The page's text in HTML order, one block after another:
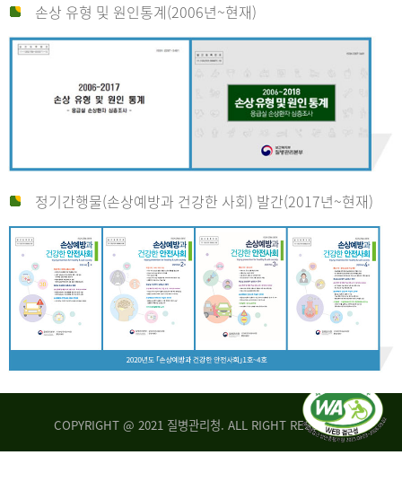
손상 유형 및 원인통계(2006년~현재)
정기간행물(손상예방과 건강한 사회) 발간(2017년~현재)
COPYRIGHT @ 2021 질병관리청. ALL RIGHT RESERVED